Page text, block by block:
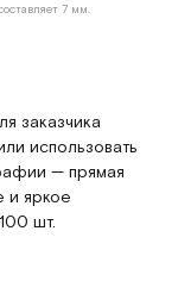
7 мм.
заказчика
использовать
— прямая
и яркое
шт.